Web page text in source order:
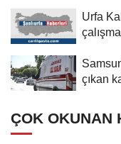
Urfa
çıkan
ÇOK OKUNAN